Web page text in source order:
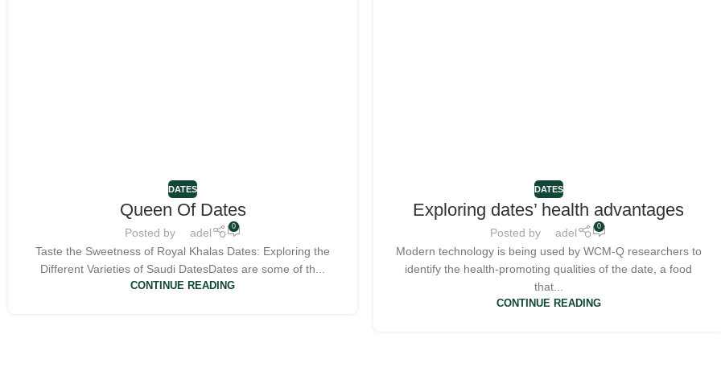
DATES
Queen Of Dates
Posted by adel 0
Taste the Sweetness of Royal Khalas Dates: Exploring the
Different Varieties of Saudi Dates‍Dates are some of th...
CONTINUE READING
DATES
Exploring dates’ health advantages
Posted by adel 0
Modern technology is being used by WCM-Q researchers to
identify the health-promoting qualities of the date, a food
that...
CONTINUE READING